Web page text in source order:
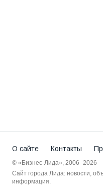
О сайте Контакты
© «Бизнес-Лида», 2006–2026
Сайт города Лида: новости,
информация.